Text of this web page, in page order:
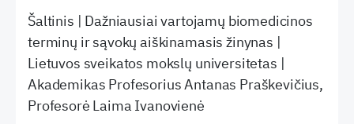
Šaltinis | Dažniausiai vartojamų biomedicinos
terminų ir sąvokų aiškinamasis žinynas |
Lietuvos sveikatos mokslų universitetas |
Akademikas Profesorius Antanas Praškevičius,
Profesorė Laima Ivanovienė